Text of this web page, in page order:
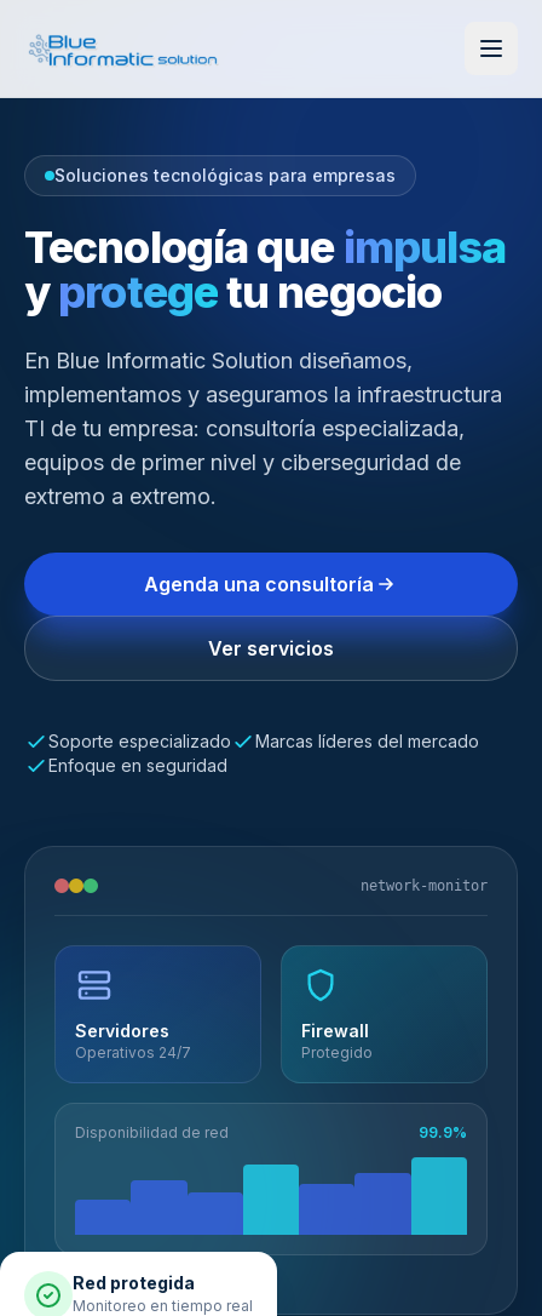
Soluciones tecnológicas para empresas
Tecnología que impulsa
yprotegetu negocio
En Blue Informatic Solution diseñamos,
implementamos y aseguramos la infraestructura
TI de tu empresa: consultoría especializada,
equipos de primer nivel y ciberseguridad de
extremo a extremo.
Agenda una consultoría
Ver servicios
Soporte especializado
Marcas líderes del mercado
Enfoque en seguridad
network-monitor
Servidores
Operativos 24/7
Firewall
Protegido
Disponibilidad de red 99.9%
Red protegida
Monitoreo en tiempo real